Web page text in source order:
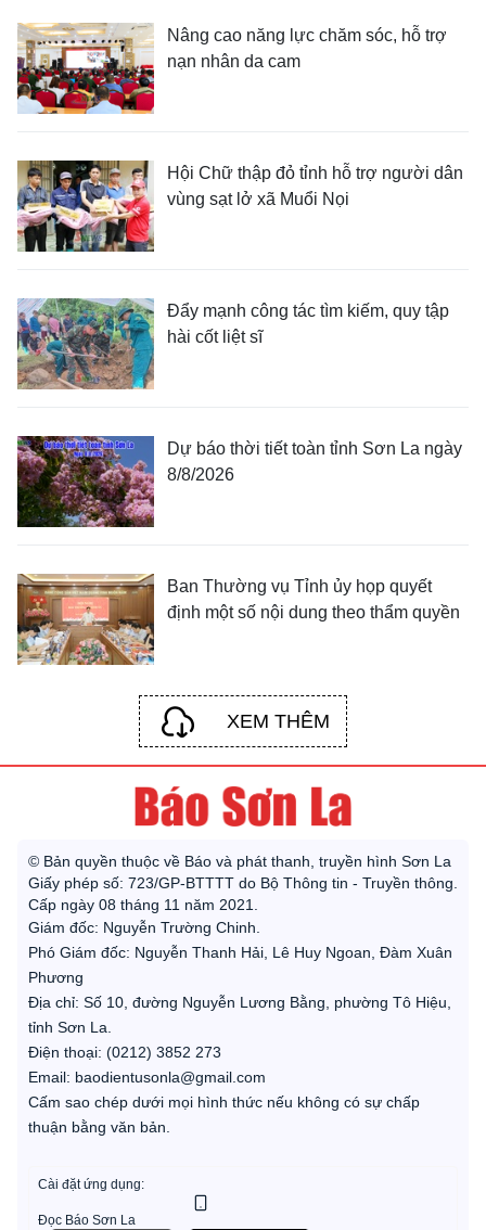
Nâng cao năng lực chăm sóc, hỗ trợ
nạn nhân da cam
Hội Chữ thập đỏ tỉnh hỗ trợ người dân
vùng sạt lở xã Muổi Nọi
Đẩy mạnh công tác tìm kiếm, quy tập
hài cốt liệt sĩ
Dự báo thời tiết toàn tỉnh Sơn La ngày
8/8/2026
Ban Thường vụ Tỉnh ủy họp quyết
định một số nội dung theo thẩm quyền
XEM THÊM
© Bản quyền thuộc về Báo và phát thanh, truyền hình Sơn La
Giấy phép số: 723/GP-BTTTT do Bộ Thông tin - Truyền thông.
Cấp ngày 08 tháng 11 năm 2021.
Giám đốc: Nguyễn Trường Chinh.
Phó Giám đốc: Nguyễn Thanh Hải, Lê Huy Ngoan, Đàm Xuân
Phương
Địa chỉ: Số 10, đường Nguyễn Lương Bằng, phường Tô Hiệu,
tỉnh Sơn La.
Điện thoại: (0212) 3852 273
Email: baodientusonla@gmail.com
Cấm sao chép dưới mọi hình thức nếu không có sự chấp
thuận bằng văn bản.
Cài đặt ứng dụng:
Đọc Báo Sơn La